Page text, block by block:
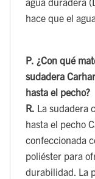
hace que el
P. ¿Con qué
sudadera
hasta el pecho?
R. La sudadera
hasta el pecho
confeccionada
poliéster para
durabilidad. La